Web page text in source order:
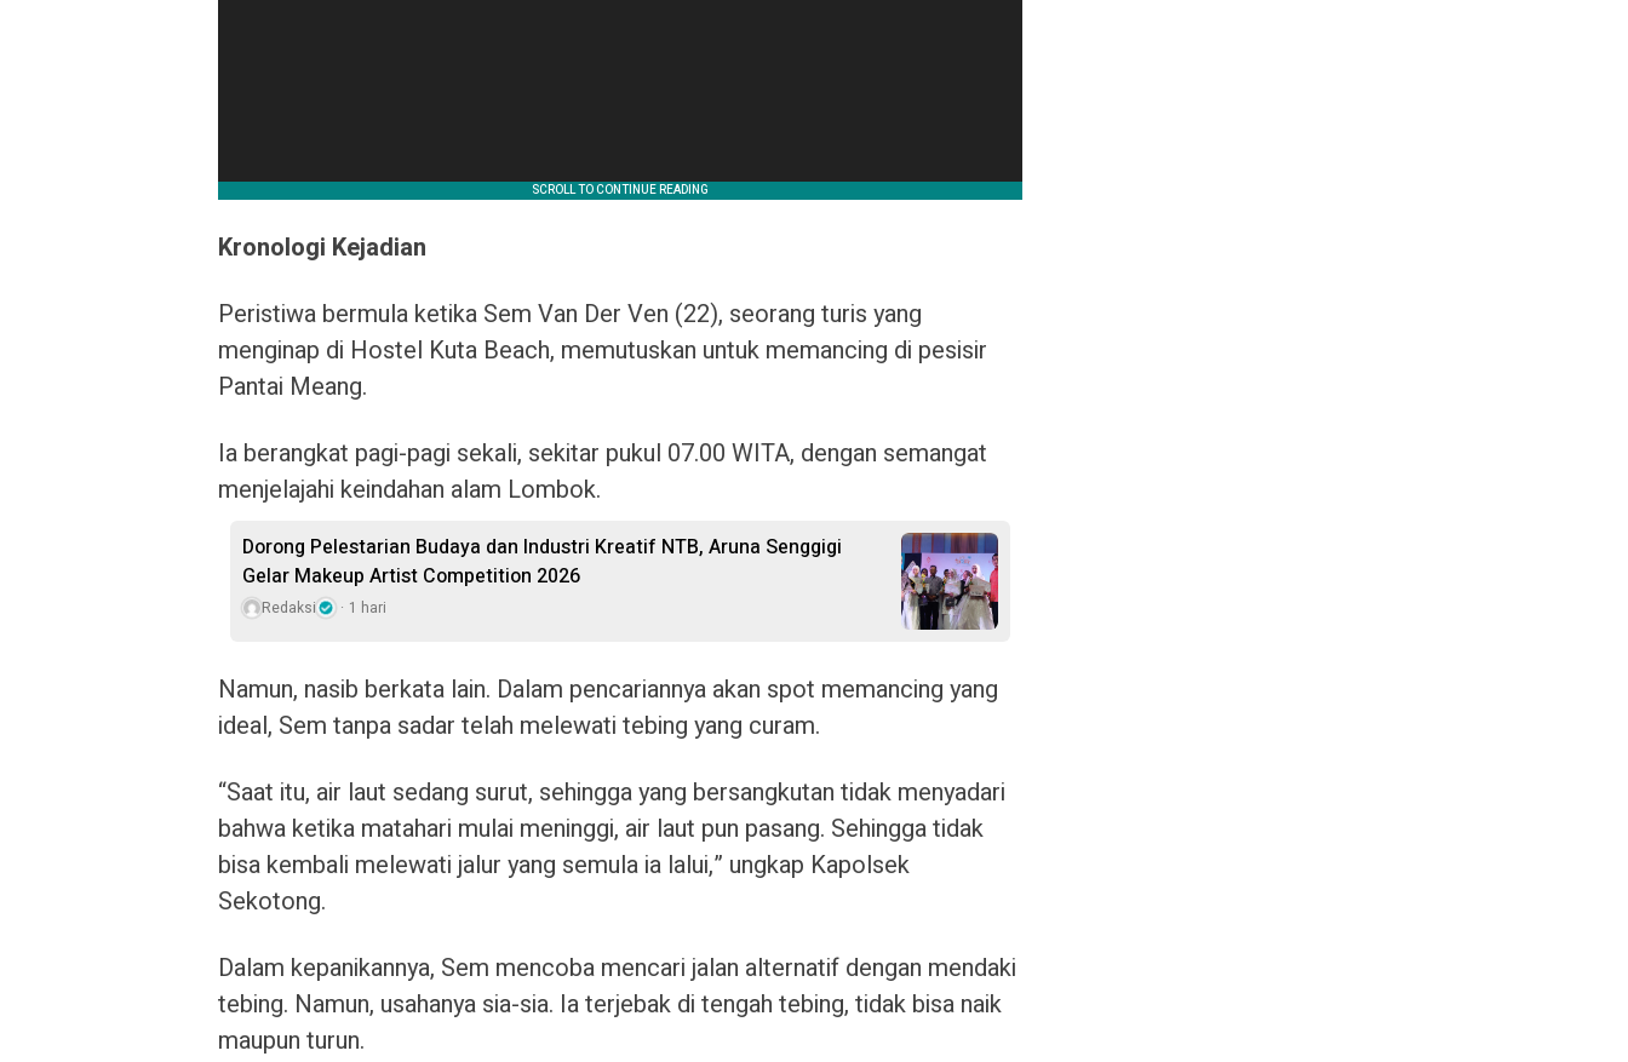
Kronologi Kejadian
Peristiwa bermula ketika Sem Van Der Ven (22), seorang turis yang
menginap di Hostel Kuta Beach, memutuskan untuk memancing di pesisir
Pantai Meang.
Ia berangkat pagi-pagi sekali, sekitar pukul 07.00 WITA, dengan semangat
menjelajahi keindahan alam Lombok.
Dorong Pelestarian Budaya dan Industri Kreatif NTB, Aruna Senggigi
Gelar Makeup Artist Competition 2026
Redaksi 1 hari
Namun, nasib berkata lain. Dalam pencariannya akan spot memancing yang
ideal, Sem tanpa sadar telah melewati tebing yang curam.
“Saat itu, air laut sedang surut, sehingga yang bersangkutan tidak menyadari
bahwa ketika matahari mulai meninggi, air laut pun pasang. Sehingga tidak
bisa kembali melewati jalur yang semula ia lalui,” ungkap Kapolsek
Sekotong.
Dalam kepanikannya, Sem mencoba mencari jalan alternatif dengan mendaki
tebing. Namun, usahanya sia-sia. Ia terjebak di tengah tebing, tidak bisa naik
maupun turun.